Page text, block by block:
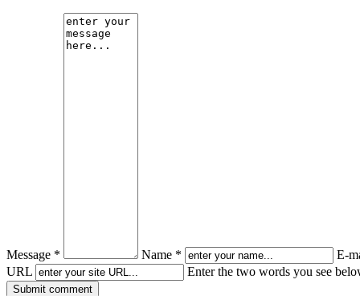
Message * Name *
E-
URL
Enter the two words you see